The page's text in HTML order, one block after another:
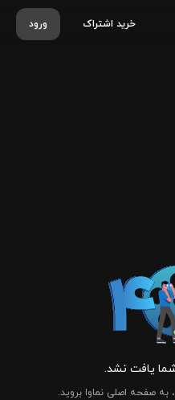
ورود خرید اشتراک
یافت نشد.
به صفحه اصلی نماوا بروید.